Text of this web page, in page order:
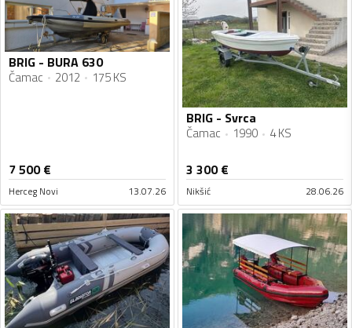
BRIG - BURA 630
Čamac 2012 175 KS
7 500€
Herceg Novi 13.07.26
BRIG - Svrca
Čamac 1990 4 KS
3 300€
Nikšić 28.06.26